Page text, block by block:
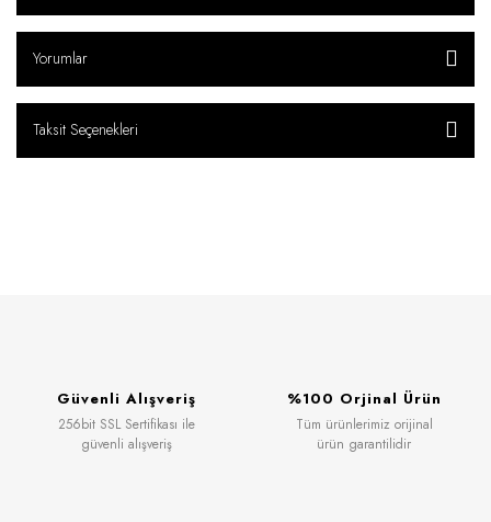
Yorumlar
Taksit Seçenekleri
Güvenli Alışveriş
256bit SSL Sertifikası ile
güvenli alışveriş
%100 Orjinal Ürün
Tüm ürünlerimiz orijinal
ürün garantilidir